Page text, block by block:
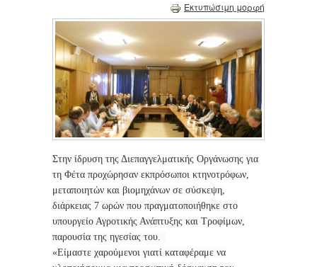
Εκτυπώσιμη μορφή
Στην ίδρυση της Διεπαγγελματικής Οργάνωσης για
τη Φέτα προχώρησαν εκπρόσωποι κτηνοτρόφων,
μεταποιητών και βιομηχάνων σε σύσκεψη,
διάρκειας 7 ωρών που πραγματοποιήθηκε στο
υπουργείο Αγροτικής Ανάπτυξης και Τροφίμων,
παρουσία της ηγεσίας του.
«Είμαστε χαρούμενοι γιατί καταφέραμε να